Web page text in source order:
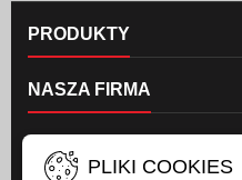
PRODUKTY
NASZA FIRMA
PLIKI COOKIES